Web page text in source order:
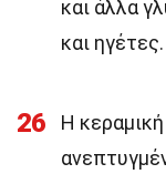
και άλλα
και ηγέτες.
26
Η